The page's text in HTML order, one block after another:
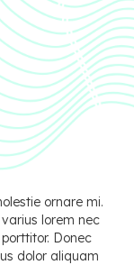
ornare mi.
lorem nec
Donec
dolor aliquam